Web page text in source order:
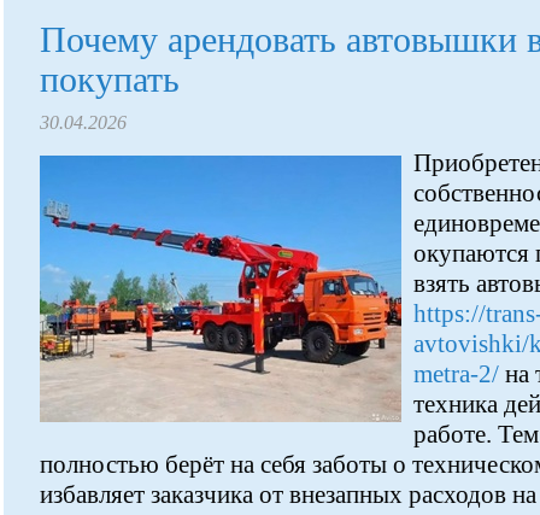
Почему арендовать автовышки
покупать
30.04.2026
окупаются
взять
https://
avtovishki/
metra-2/ на
техника
работе.
полностью берёт на себя заботы о
избавляет заказчика от внезапных расходов